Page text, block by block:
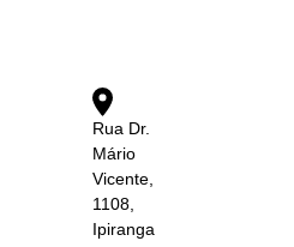
Rua Dr.
Mário
Vicente,
1108,
Ipiranga